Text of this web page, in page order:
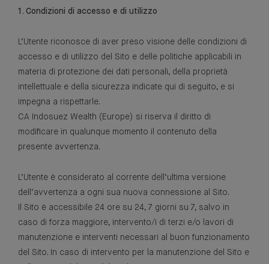
1. Condizioni di accesso e di utilizzo
L’Utente riconosce di aver preso visione delle condizioni di
accesso e di utilizzo del Sito e delle politiche applicabili in
materia di protezione dei dati personali, della proprietà
intellettuale e della sicurezza indicate qui di seguito, e si
impegna a rispettarle.
CA Indosuez Wealth (Europe) si riserva il diritto di
modificare in qualunque momento il contenuto della
presente avvertenza.
L’Utente è considerato al corrente dell’ultima versione
dell’avvertenza a ogni sua nuova connessione al Sito.
Il Sito è accessibile 24 ore su 24, 7 giorni su 7, salvo in
caso di forza maggiore, intervento/i di terzi e/o lavori di
manutenzione e interventi necessari al buon funzionamento
del Sito. In caso di intervento per la manutenzione del Sito e